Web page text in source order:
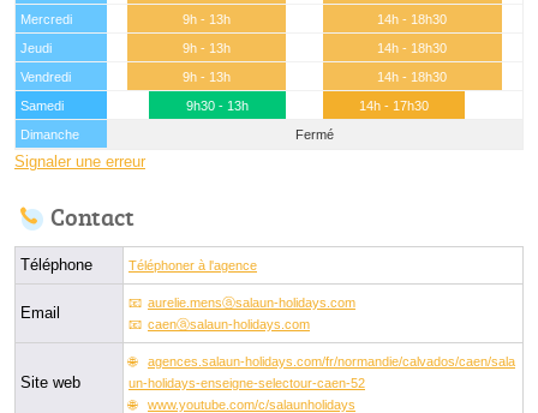
Mercredi
9h - 13h
14h - 18h30
Jeudi
9h - 13h
14h - 18h30
Vendredi
9h - 13h
14h - 18h30
Samedi
9h30 - 13h
14h - 17h30
Dimanche
Fermé
Signaler une erreur
Contact
Téléphone Téléphoner à l'agence
Email
aurelie.mensⓐsalaun-holidays.com
caenⓐsalaun-holidays.com
Site web
agences.salaun-holidays.com/fr/normandie/calvados/caen/sala
un-holidays-enseigne-selectour-caen-52
www.youtube.com/c/salaunholidays